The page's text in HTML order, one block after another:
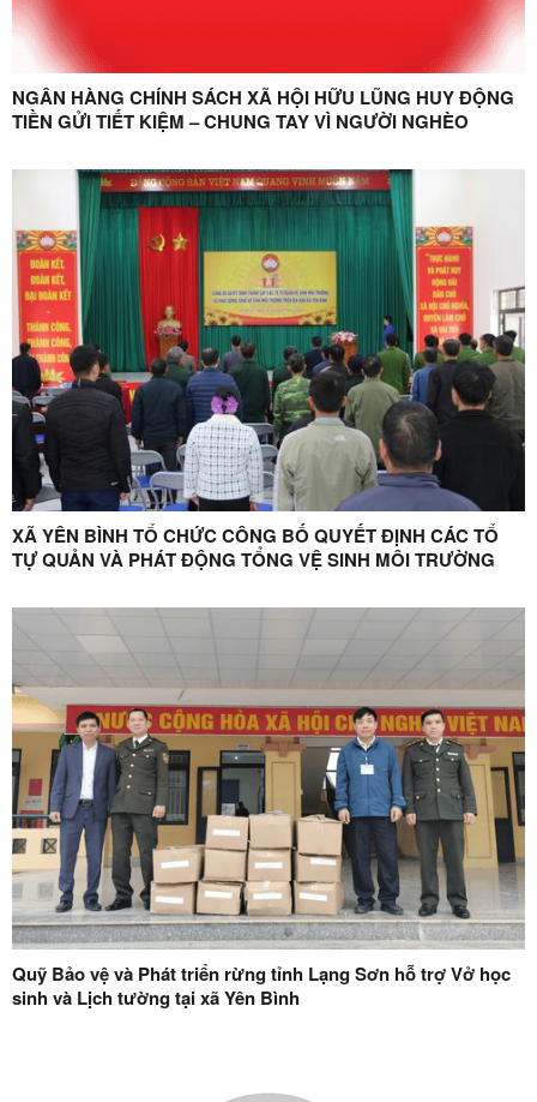
NGÂN HÀNG CHÍNH SÁCH XÃ HỘI HỮU LŨNG HUY ĐỘNG
TIỀN GỬI TIẾT KIỆM – CHUNG TAY VÌ NGƯỜI NGHÈO
XÃ YÊN BÌNH TỔ CHỨC CÔNG BỐ QUYẾT ĐỊNH CÁC TỔ
TỰ QUẢN VÀ PHÁT ĐỘNG TỔNG VỆ SINH MÔI TRƯỜNG
Quỹ Bảo vệ và Phát triển rừng tỉnh Lạng Sơn hỗ trợ Vở học
sinh và Lịch tường tại xã Yên Bình